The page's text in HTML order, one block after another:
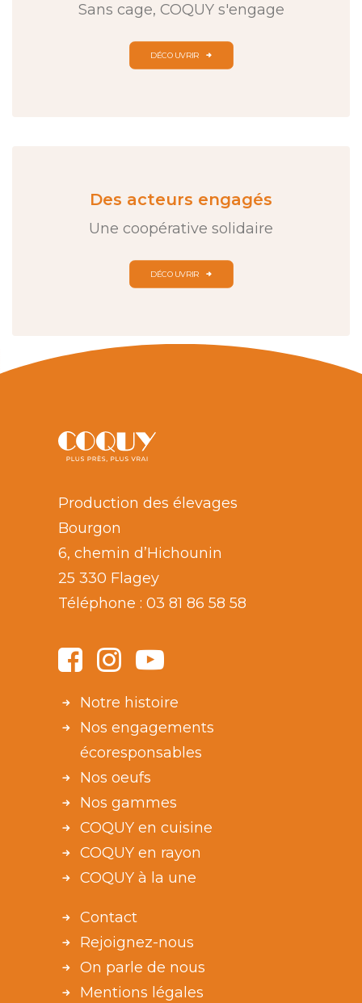
Des acteurs engagés
Une coopérative solidaire
DÉCOUVRIR
Sans cage, COQUY s'engage
DÉCOUVRIR
Production des élevages
Bourgon
6, chemin d’Hichounin
25 330 Flagey
Téléphone : 03 81 86 58 58
Notre histoire
Nos engagements
écoresponsables
Nos oeufs
Nos gammes
COQUY en cuisine
COQUY en rayon
COQUY à la une
Contact
Rejoignez-nous
On parle de nous
Mentions légales